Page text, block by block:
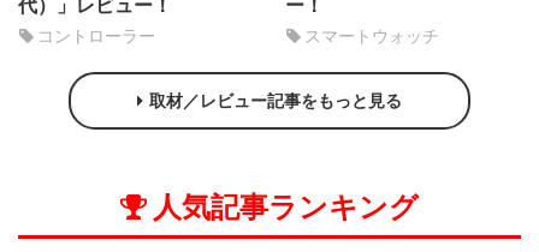
代）」レビュー！
コントローラー
ー！
スマートウォッチ
取材／レビュー記事をもっと見る
人気記事ランキング